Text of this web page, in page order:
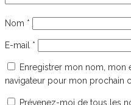
Nom *
E-mail *
Enregistrer mon nom, mon
navigateur pour mon prochain
Prévenez-moi de tous les